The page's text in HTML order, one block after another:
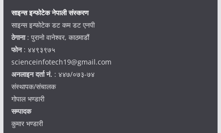
साइन्स इन्फोटेक नेपाली संस्करण
साइन्स इन्फोटेक डट कम डट एनपी
ठेगाना: पुरानो वानेश्वर, काठमाडौं
फोन: ४४९३९७५
scienceinfotech19@gmail.com
अनलाइन दर्ता नं. : ४४७/०७३-७४
संस्थापक/संचालक
गोपाल भण्डारी
सम्पादक
कुमार भण्डारी